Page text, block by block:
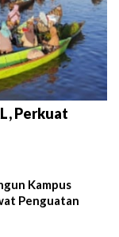
Perkuat
Kampus
Penguatan